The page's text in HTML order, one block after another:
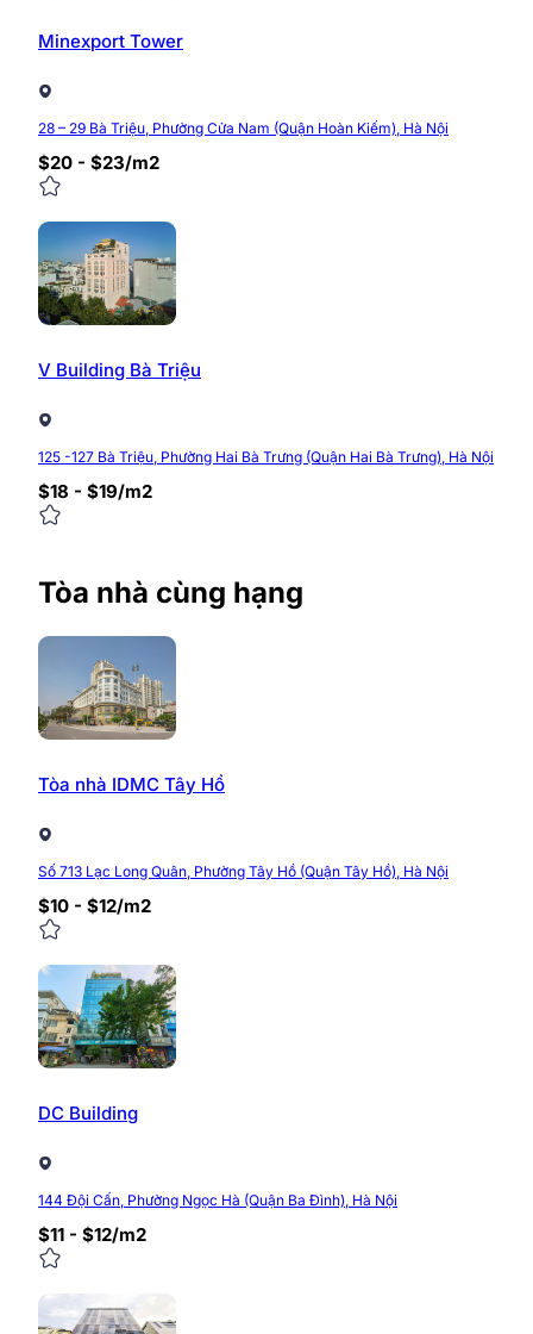
Minexport Tower
28 – 29 Bà Triệu, Phường Cửa Nam (Quận Hoàn Kiếm), Hà Nội
$20 - $23/m2
V Building Bà Triệu
125 -127 Bà Triệu, Phường Hai Bà Trưng (Quận Hai Bà Trưng), Hà Nội
$18 - $19/m2
Tòa nhà cùng hạng
Tòa nhà IDMC Tây Hồ
Số 713 Lạc Long Quân, Phường Tây Hồ (Quận Tây Hồ), Hà Nội
$10 - $12/m2
DC Building
144 Đội Cấn, Phường Ngọc Hà (Quận Ba Đình), Hà Nội
$11 - $12/m2